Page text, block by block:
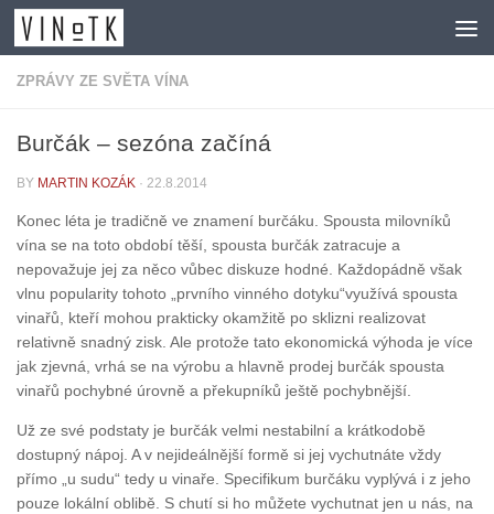
Skip to content
ZPRÁVY ZE SVĚTA VÍNA
Burčák – sezóna začíná
BY MARTIN KOZÁK · 22.8.2014
Konec léta je tradičně ve znamení burčáku. Spousta milovníků
vína se na toto období těší, spousta burčák zatracuje a
nepovažuje jej za něco vůbec diskuze hodné. Každopádně však
vlnu popularity tohoto „prvního vinného dotyku“využívá spousta
vinařů, kteří mohou prakticky okamžitě po sklizni realizovat
relativně snadný zisk. Ale protože tato ekonomická výhoda je více
jak zjevná, vrhá se na výrobu a hlavně prodej burčák spousta
vinařů pochybné úrovně a překupníků ještě pochybnější.
Už ze své podstaty je burčák velmi nestabilní a krátkodobě
dostupný nápoj. A v nejideálnější formě si jej vychutnáte vždy
přímo „u sudu“ tedy u vinaře. Specifikum burčáku vyplývá i z jeho
pouze lokální oblibě. S chutí si ho můžete vychutnat jen u nás, na